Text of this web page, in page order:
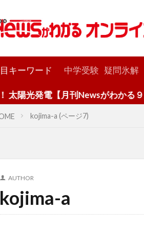
キーワード 中学受験 疑問氷解
【月刊Newsがわかる９月号】
kojima-a (ページ7)
AUTHOR
kojima-a